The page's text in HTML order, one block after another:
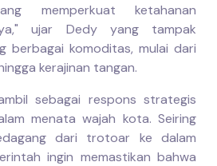
memperkuat ketahanan
ujar Dedy yang tampak
berbagai komoditas, mulai dari
kerajinan tangan.
sebagai respons strategis
menata wajah kota. Seiring
dari trotoar ke dalam
ingin memastikan bahwa